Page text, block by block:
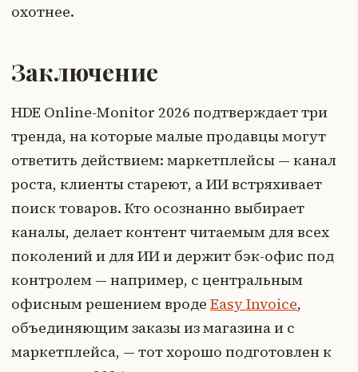
охотнее.
Заключение
HDE Online-Monitor 2026 подтверждает три
тренда, на которые малые продавцы могут
ответить действием: маркетплейсы — канал
роста, клиенты стареют, а ИИ встряхивает
поиск товаров. Кто осознанно выбирает
каналы, делает контент читаемым для всех
поколений и для ИИ и держит бэк-офис под
контролем — например, с центральным
офисным решением вроде Easy Invoice,
объединяющим заказы из магазина и с
маркетплейса, — тот хорошо подготовлен к